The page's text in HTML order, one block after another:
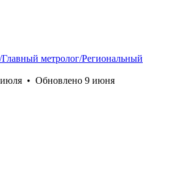
Главный метролог/Региональный
• Обновлено 9 июня